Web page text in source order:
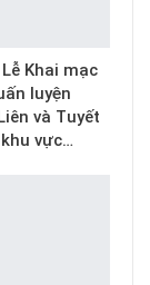
Khai mạc
luyện
và Tuyết
vực…